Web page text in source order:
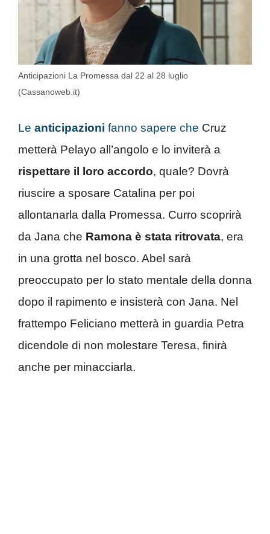
Anticipazioni La Promessa dal 22 al 28 luglio
(Cassanoweb.it)
Le anticipazioni fanno sapere che Cruz
metterà Pelayo all’angolo e lo inviterà a
rispettare il loro accordo, quale? Dovrà
riuscire a sposare Catalina per poi
allontanarla dalla Promessa. Curro scoprirà
da Jana che Ramona è stata ritrovata, era
in una grotta nel bosco. Abel sarà
preoccupato per lo stato mentale della donna
dopo il rapimento e insisterà con Jana. Nel
frattempo Feliciano metterà in guardia Petra
dicendole di non molestare Teresa, finirà
anche per minacciarla.